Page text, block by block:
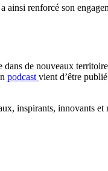
renforcé son
de nouveaux
podcast vient d’être
inspirants, innovants